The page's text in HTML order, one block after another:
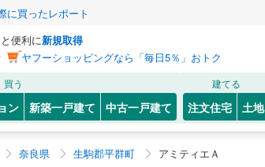
に買ったレポート
便利に新規取得
ヤフーショッピングなら「毎日5％」おトク
買う
ン 新築一戸建て 中古一戸建て
建てる
注文住宅 土地
奈良県 生駒郡平群町 アミティエＡ